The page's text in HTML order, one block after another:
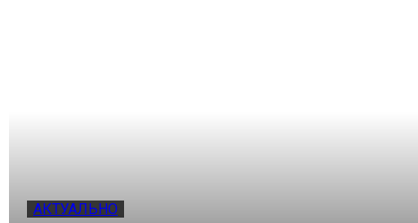
АКТУАЛЬНО